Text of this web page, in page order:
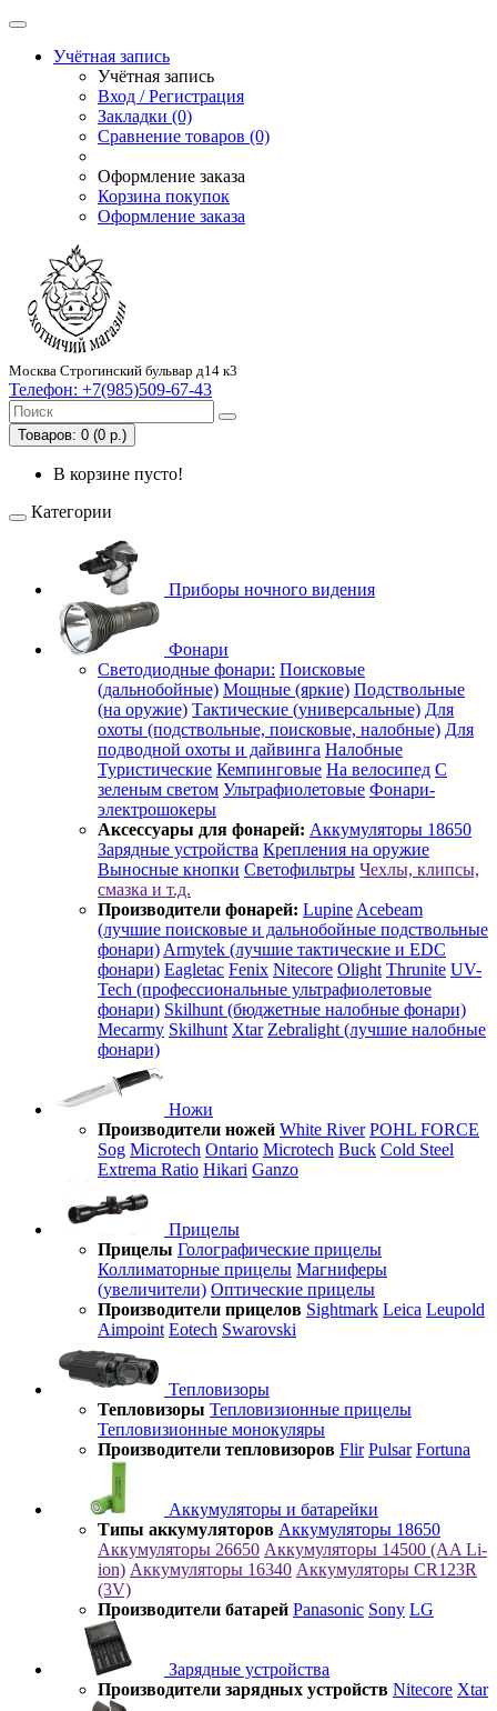
Учётная запись
Учётная запись
Вход / Регистрация
Закладки (0)
Сравнение товаров (0)
Оформление заказа
Корзина покупок
Оформление заказа
Москва Строгинский бульвар д14 к3
Телефон: +7(985)509-67-43
Товаров: 0 (0 р.)
В корзине пусто!
Категории
Приборы ночного видения
Фонари
Светодиодные фонари: Поисковые
(дальнобойные) Мощные (яркие) Подствольные
(на оружие) Тактические (универсальные) Для
охоты (подствольные, поисковые, налобные) Для
подводной охоты и дайвинга Налобные
Туристические Кемпинговые На велосипед С
зеленым светом Ультрафиолетовые Фонари-
электрошокеры
Аксессуары для фонарей: Аккумуляторы 18650
Зарядные устройства Крепления на оружие
Выносные кнопки Светофильтры Чехлы, клипсы,
смазка и т.д.
Производители фонарей: Lupine Acebeam
(лучшие поисковые и дальнобойные подствольные
фонари) Armytek (лучшие тактические и EDC
фонари) Eagletac Fenix Nitecore Olight Thrunite UV-
Tech (профессиональные ультрафиолетовые
фонари) Skilhunt (бюджетные налобные фонари)
Mecarmy Skilhunt Xtar Zebralight (лучшие налобные
фонари)
Ножи
Производители ножей White River POHL FORCE
Sog Microtech Ontario Microtech Buck Cold Steel
Extrema Ratio Hikari Ganzo
Прицелы
Прицелы Голографические прицелы
Коллиматорные прицелы Магниферы
(увеличители) Оптические прицелы
Производители прицелов Sightmark Leica Leupold
Aimpoint Eotech Swarovski
Тепловизоры
Тепловизоры Тепловизионные прицелы
Тепловизионные монокуляры
Производители тепловизоров Flir Pulsar Fortuna
Аккумуляторы и батарейки
Типы аккумуляторов Аккумуляторы 18650
Аккумуляторы 26650 Аккумуляторы 14500 (AA Li-
ion) Аккумуляторы 16340 Аккумуляторы CR123R
(3V)
Производители батарей Panasonic Sony LG
Зарядные устройства
Производители зарядных устройств Nitecore Xtar